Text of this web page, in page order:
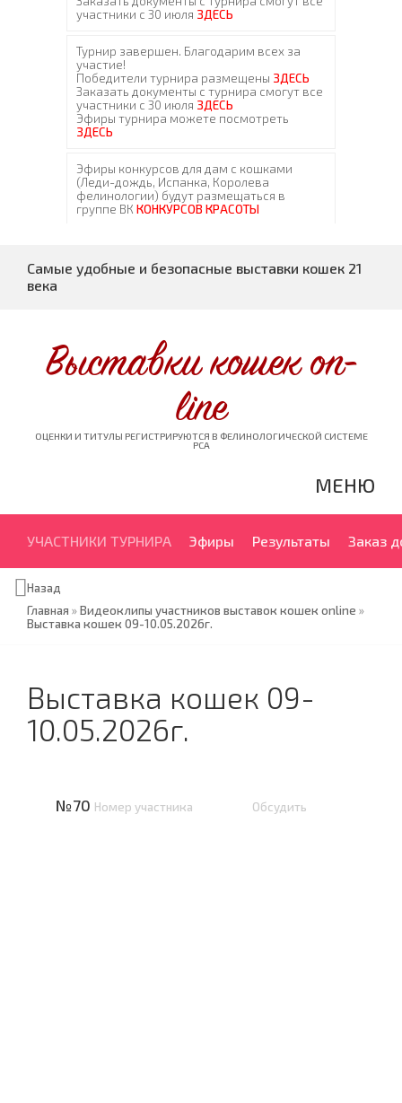
Самые удобные и безопасные выставки кошек 21
века
Выставки кошек on-
line
ОЦЕНКИ И ТИТУЛЫ РЕГИСТРИРУЮТСЯ В ФЕЛИНОЛОГИЧЕСКОЙ СИСТЕМЕ
PCA
МЕНЮ
УЧАСТНИКИ ТУРНИРА Эфиры Результаты Заказ
Назад
Главная »Видеоклипы участников выставок кошек online »
Выставка кошек 09-10.05.2026г.
Выставка кошек 09-
10.05.2026г.
№70 Номер участника Обсудить